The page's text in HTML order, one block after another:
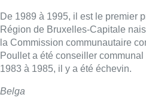
De 1989 à 1995, il est le premier
Région de Bruxelles-Capitale
la Commission communautaire
Poullet a été conseiller
1983 à 1985, il y a été échevin.
Belga